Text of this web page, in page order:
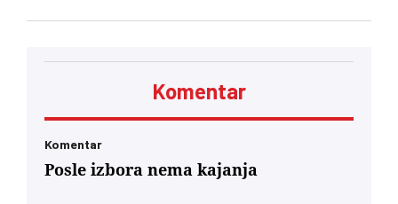
Komentar
Komentar
Posle izbora nema kajanja